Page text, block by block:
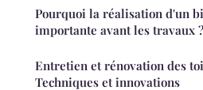
Pourquoi la réalisation d'un
importante avant les travaux ?
Entretien et rénovation des
Techniques et innovations